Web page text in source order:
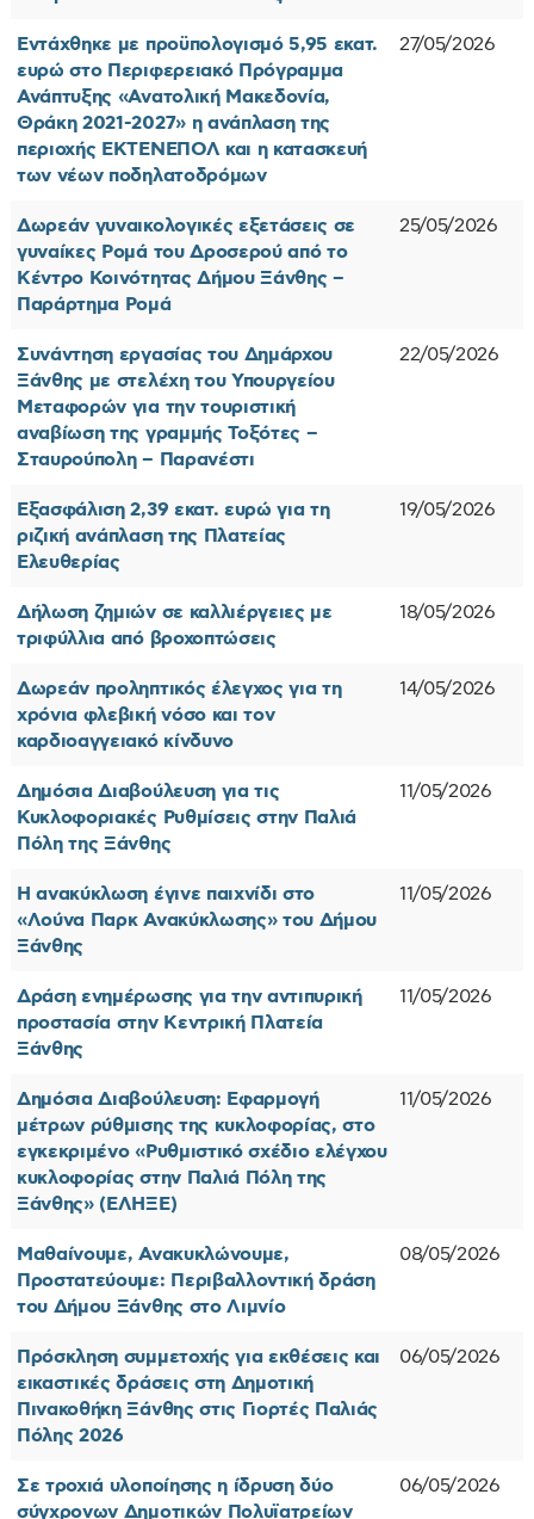
Εντάχθηκε με προϋπολογισμό 5,95 εκατ.
ευρώ στο Περιφερειακό Πρόγραμμα
Ανάπτυξης «Ανατολική Μακεδονία,
Θράκη 2021-2027» η ανάπλαση της
περιοχής ΕΚΤΕΝΕΠΟΛ και η κατασκευή
των νέων ποδηλατοδρόμων
27/05/2026
Δωρεάν γυναικολογικές εξετάσεις σε
γυναίκες Ρομά του Δροσερού από το
Κέντρο Κοινότητας Δήμου Ξάνθης –
Παράρτημα Ρομά
25/05/2026
Συνάντηση εργασίας του Δημάρχου
Ξάνθης με στελέχη του Υπουργείου
Μεταφορών για την τουριστική
αναβίωση της γραμμής Τοξότες –
Σταυρούπολη – Παρανέστι
22/05/2026
Εξασφάλιση 2,39 εκατ. ευρώ για τη
ριζική ανάπλαση της Πλατείας
Ελευθερίας
19/05/2026
Δήλωση ζημιών σε καλλιέργειες με
τριφύλλια από βροχοπτώσεις
18/05/2026
Δωρεάν προληπτικός έλεγχος για τη
χρόνια φλεβική νόσο και τον
καρδιοαγγειακό κίνδυνο
14/05/2026
Δημόσια Διαβούλευση για τις
Κυκλοφοριακές Ρυθμίσεις στην Παλιά
Πόλη της Ξάνθης
11/05/2026
Η ανακύκλωση έγινε παιχνίδι στο
«Λούνα Παρκ Ανακύκλωσης» του Δήμου
Ξάνθης
11/05/2026
Δράση ενημέρωσης για την αντιπυρική
προστασία στην Κεντρική Πλατεία
Ξάνθης
11/05/2026
Δημόσια Διαβούλευση: Εφαρμογή
μέτρων ρύθμισης της κυκλοφορίας, στο
εγκεκριμένο «Ρυθμιστικό σχέδιο ελέγχου
κυκλοφορίας στην Παλιά Πόλη της
Ξάνθης» (ΕΛΗΞΕ)
11/05/2026
Μαθαίνουμε, Ανακυκλώνουμε,
Προστατεύουμε: Περιβαλλοντική δράση
του Δήμου Ξάνθης στο Λιμνίο
08/05/2026
Πρόσκληση συμμετοχής για εκθέσεις και
εικαστικές δράσεις στη Δημοτική
Πινακοθήκη Ξάνθης στις Γιορτές Παλιάς
Πόλης 2026
06/05/2026
Σε τροχιά υλοποίησης η ίδρυση δύο
σύγχρονων Δημοτικών Πολυϊατρείων
06/05/2026